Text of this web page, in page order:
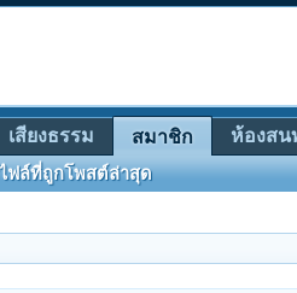
เสียงธรรม สมาชิก
ฟล์ที่ถูกโพสต์ล่าสุด
ห้องสน